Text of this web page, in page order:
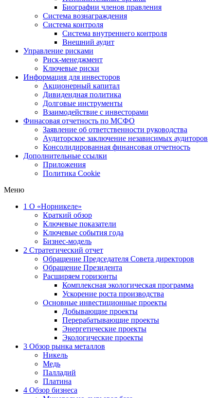
Биографии членов правления
Система вознаграждения
Система контроля
Система внутреннего контроля
Внешний аудит
Управление рисками
Риск-менеджмент
Ключевые риски
Информация для инвесторов
Акционерный капитал
Дивидендная политика
Долговые инструменты
Взаимодействие с инвеcторами
Финасовая отчетность по МСФО
Заявление об ответственности руководства
Аудиторское заключение независимых аудиторов
Консолидированная финансовая отчетность
Дополнительные ссылки
Приложения
Политика Cookie
Меню
1 О «Норникеле»
Краткий обзор
Ключевые показатели
Ключевые события года
Бизнес-модель
2 Стратегический отчет
Обращение Председателя Совета директоров
Обращение Президента
Расширяем горизонты
Комплексная экологическая программа
Ускорение роста производства
Основные инвестиционные проекты
Добывающие проекты
Перерабатывающие проекты
Энергетические проекты
Экологические проекты
3 Обзор рынка металлов
Никель
Медь
Палладий
Платина
4 Обзор бизнеса